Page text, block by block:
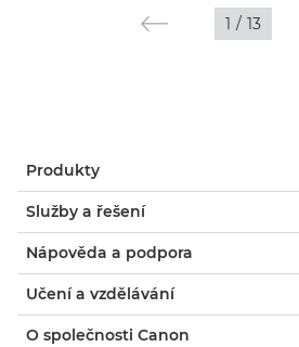
1 / 13
Produkty
Služby a řešení
Nápověda a podpora
Učení a vzdělávání
O společnosti Canon